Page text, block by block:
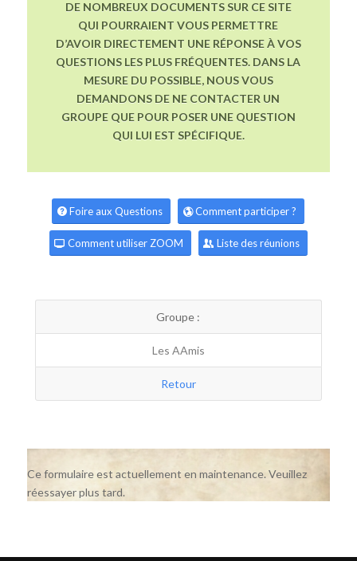
DE NOMBREUX DOCUMENTS SUR CE SITE
QUI POURRAIENT VOUS PERMETTRE
D’AVOIR DIRECTEMENT UNE RÉPONSE À VOS
QUESTIONS LES PLUS FRÉQUENTES. DANS LA
MESURE DU POSSIBLE, NOUS VOUS
DEMANDONS DE NE CONTACTER UN
GROUPE QUE POUR POSER UNE QUESTION
QUI LUI EST SPÉCIFIQUE.
Foire aux Questions Comment participer ?
Comment utiliser ZOOM Liste des réunions
Groupe :
Les AAmis
Retour
Ce formulaire est actuellement en maintenance. Veuillez
réessayer plus tard.